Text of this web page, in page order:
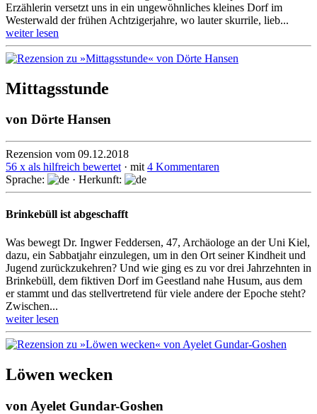
Erzählerin versetzt uns in ein ungewöhn­liches kleines Dorf im
Westerwald der frühen Achtziger­jahre, wo lauter skurrile, lieb...
weiter lesen
Mittagsstunde
von Dörte Hansen
Rezension vom 09.12.2018
56 x als hilfreich bewertet · mit 4 Kommentaren
Sprache:
· Herkunft:
Brinkebüll ist abgeschafft
Was bewegt Dr. Ingwer Feddersen, 47, Archäologe an der Uni Kiel,
dazu, ein Sabbatjahr einzulegen, um in den Ort seiner Kindheit und
Jugend zurück­zukeh­ren? Und wie ging es zu vor drei Jahrzehnten in
Brinkebüll, dem fiktiven Dorf im Geestland nahe Husum, aus dem
er stammt und das stell­vertre­tend für viele andere der Epoche steht?
Zwischen...
weiter lesen
Löwen wecken
von Ayelet Gundar-Goshen